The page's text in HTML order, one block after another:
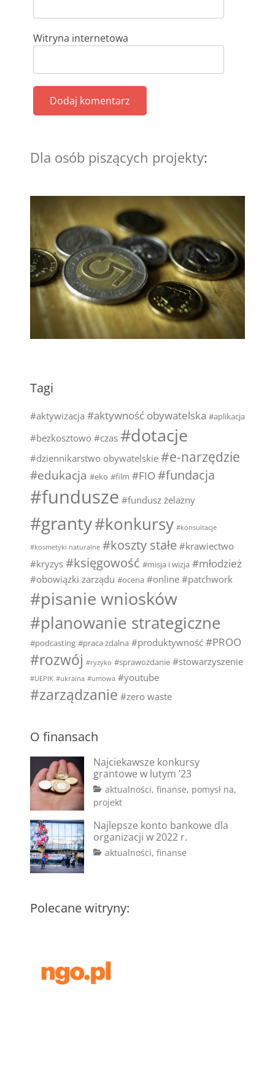
Witryna internetowa
Dla osób piszących projekty:
Tagi
#aktywizacja #aktywność obywatelska #aplikacja
#bezkosztowo #czas #dotacje
#dziennikarstwo obywatelskie #e-narzędzie
#edukacja #eko #film #FIO #fundacja
#fundusze #fundusz żelazny
#granty#konkursy #konsultacje
#kosmetyki naturalne #koszty stałe #krawiectwo
#kryzys #księgowość #misja i wizja #młodzież
#obowiązki zarządu #ocena #online #patchwork
#pisanie wniosków
#planowanie strategiczne
#podcasting #praca zdalna #produktywność #PROO
#rozwój #ryzyko #sprawozdanie #stowarzyszenie
#UEPIK #ukraina #umowa #youtube
#zarządzanie #zero waste
O finansach
Najciekawsze konkursy
grantowe w lutym ’23
Categories
aktualności, finanse, pomysł na,
projekt
#fundusze,
#granty,
#konkursy,
lutego
2023
Najlepsze konto bankowe dla
organizacji w 2022 r.
Categories
aktualności, finanse
Polecane witryny: